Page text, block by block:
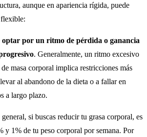
aunque en apariencia rígida, puede
flexible:
optar por un ritmo de pérdida o ganancia
. Generalmente, un ritmo excesivo
masa corporal implica restricciones más
al abandono de la dieta o a fallar en
a largo plazo.
si buscas reducir tu grasa corporal, es
y 1% de tu peso corporal por semana. Por